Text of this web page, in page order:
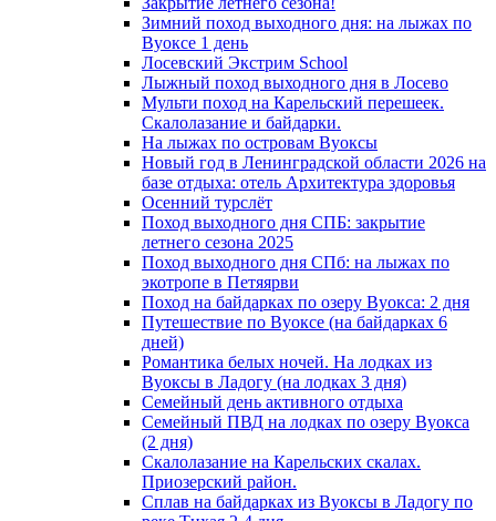
Зимний поход выходного дня: на лыжах по
Вуоксе 1 день
Лосевский Экстрим School
Лыжный поход выходного дня в Лосево
Мульти поход на Карельский перешеек.
Скалолазание и байдарки.
На лыжах по островам Вуоксы
Новый год в Ленинградской области 2026 на
базе отдыха: отель Архитектура здоровья
Осенний турслёт
Поход выходного дня СПБ: закрытие
летнего сезона 2025
Поход выходного дня СПб: на лыжах по
экотропе в Петяярви
Поход на байдарках по озеру Вуокса: 2 дня
Путешествие по Вуоксе (на байдарках 6
дней)
Романтика белых ночей. На лодках из
Вуоксы в Ладогу (на лодках 3 дня)
Семейный день активного отдыха
Семейный ПВД на лодках по озеру Вуокса
(2 дня)
Скалолазание на Карельских скалах.
Приозерский район.
Сплав на байдарках из Вуоксы в Ладогу по